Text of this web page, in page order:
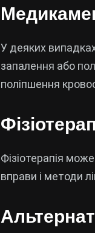
У деяких
запалення або
поліпшення
Фізіотерапія
вправи і методи